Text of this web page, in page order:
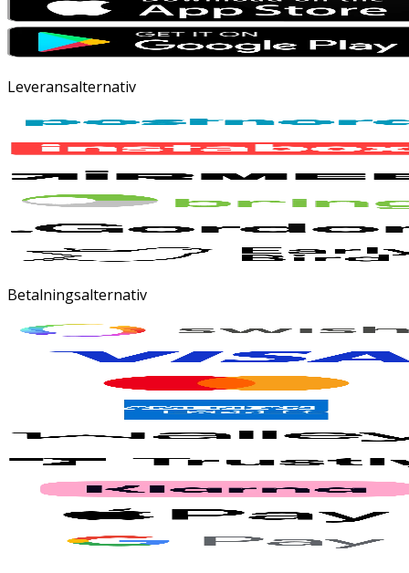
Leveransalternativ
Betalningsalternativ